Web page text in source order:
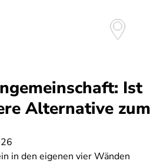
Ist
Alternative zum
in den eigenen vier Wänden